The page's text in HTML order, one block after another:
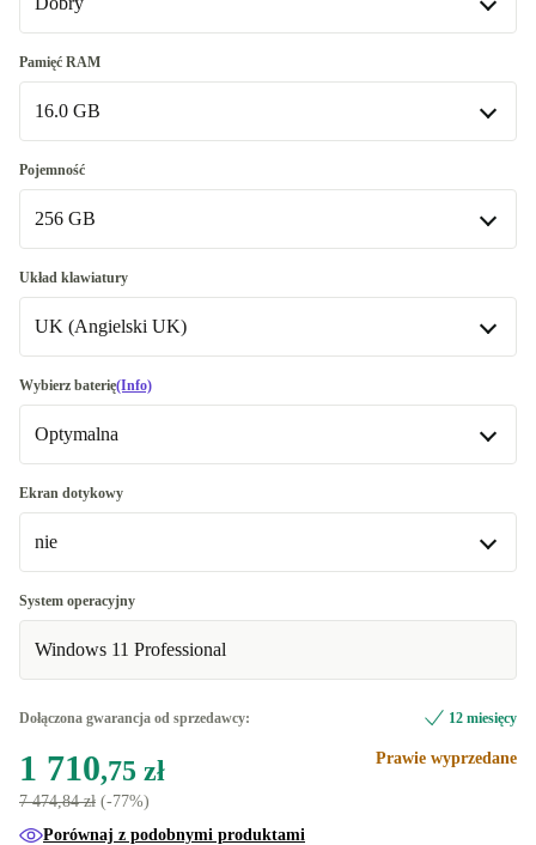
Dobry
Bardzo dobry +98,86 zł
Pamięć RAM
16.0 GB
16.0 GB
Dostępne w innych wariantach
32.0 GB
Pojemność
256 GB
256 GB
512 GB +171,93 zł
1000 GB
Układ klawiatury
UK (Angielski UK)
UK (Angielski UK)
Dostępne w innych wariantach
DE (Niemiecki)
FR (Francuski)
Wybierz baterię(Info)
Optymalna
Optymalna
Dostępne w innych wariantach
Nowa
Ekran dotykowy
nie
nie
tak
System operacyjny
Windows 11 Professional
Dołączona gwarancja od sprzedawcy: 12 miesięcy
1 710,75 zł
7 474,84 zł (-77%)
Prawie wyprzedane
Porównaj z podobnymi produktami